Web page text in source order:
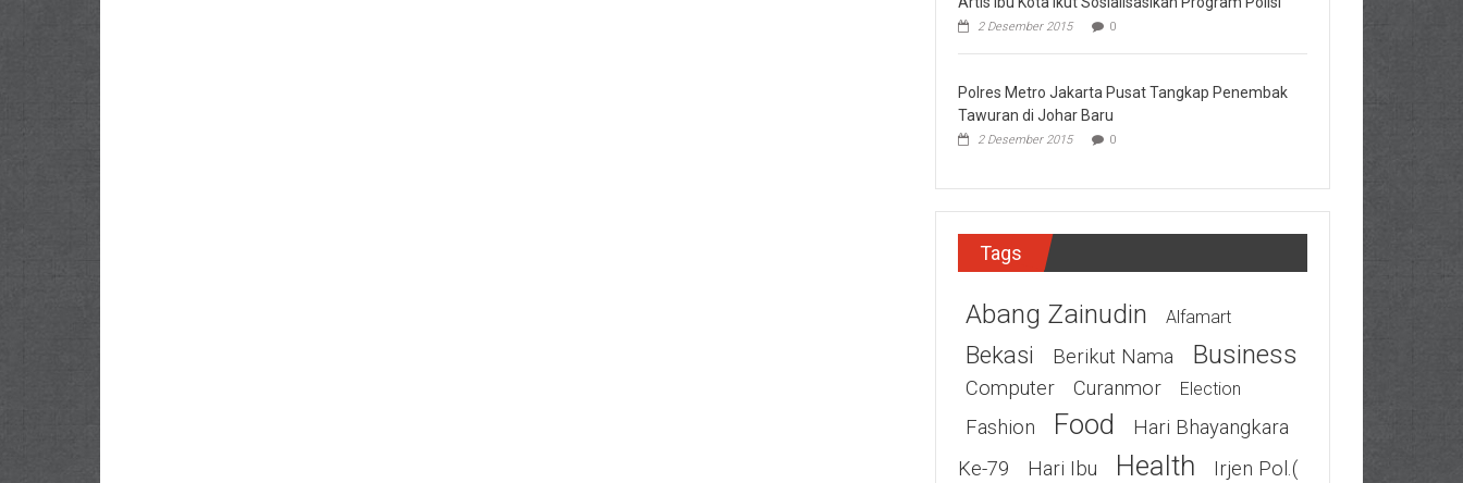
2 Desember 2015 0
Polres Metro Jakarta Pusat Tangkap Penembak
Tawuran di Johar Baru
2 Desember 2015 0
Tags
Abang Zainudin Alfamart
Bekasi Berikut Nama Business
Computer Curanmor Election
Fashion Food
Hari Bhayangkara
Ke-79
Hari Ibu Health
Irjen Pol.(